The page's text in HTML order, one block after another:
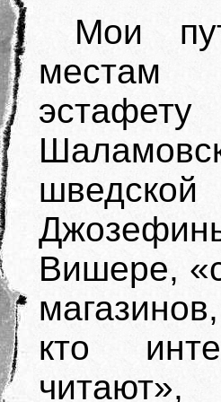
Мои
местам
Вишере,
кто